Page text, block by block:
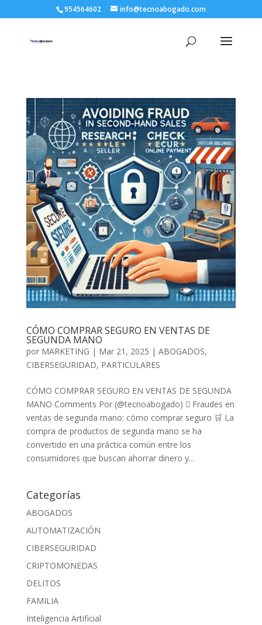
954564602 info@tecnoabogado.com
CÓMO COMPRAR SEGURO EN VENTAS DE
SEGUNDA MANO
por MARKETING | Mar 21, 2025 | ABOGADOS,
CIBERSEGURIDAD, PARTICULARES
CÓMO COMPRAR SEGURO EN VENTAS DE SEGUNDA
MANO Comments Por (@tecnoabogado)  Fraudes en
ventas de segunda mano: cómo comprar seguro 🛒 La
compra de productos de segunda mano se ha
convertido en una práctica común entre los
consumidores que buscan ahorrar dinero y...
Categorías
ABOGADOS
AUTOMATIZACIÓN
CIBERSEGURIDAD
CRIPTOMONEDAS
DELITOS
FAMILIA
Inteligencia Artificial